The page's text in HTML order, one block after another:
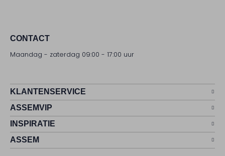
CONTACT
Maandag - zaterdag 09:00 - 17:00 uur
KLANTENSERVICE
ASSEMVIP
INSPIRATIE
ASSEM